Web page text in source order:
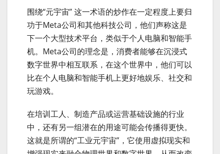
围绕“元宇宙” 这一术语的炒作在一定程度上要归
功于Meta公司和其他科技公司，他们声称这是
下一个大型技术平台，类似于个人电脑和智能手
机。Meta公司的理念是，消费者能够在沉浸式
数字世界中相互联系，在这个世界中，他们可以
比在个人电脑和智能手机上更好地娱乐、社交和
玩游戏。
在培训工人、制造产品或运营基础设施的行业
中，还有另一组潜在的用途可能会传播得更快。
这就是所谓的“工业元宇宙”，它使用虚拟现实和